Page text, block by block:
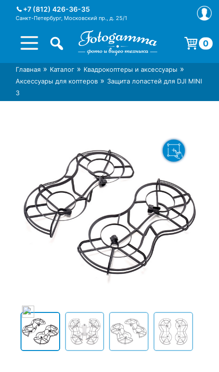
+7 (812) 426-36-35
Санкт-Петербург, Московский пр., д. 25/1
Интернет-магазин фототехники
Foto-Gamma в СПб
Магазин фотоаксессуаров foto-
gamma.ru
0
Корзина пуста.
Главная » Каталог » Квадрокоптеры и аксессуары »
Аксессуары для коптеров » Защита лопастей для DJI MINI
3